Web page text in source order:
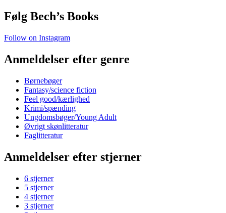
Følg Bech’s Books
Follow on Instagram
Anmeldelser efter genre
Børnebøger
Fantasy/science fiction
Feel good/kærlighed
Krimi/spænding
Ungdomsbøger/Young Adult
Øvrigt skønlitteratur
Faglitteratur
Anmeldelser efter stjerner
6 stjerner
5 stjerner
4 stjerner
3 stjerner